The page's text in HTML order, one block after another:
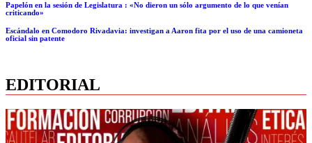
Papelón en la sesión de Legislatura : «No dieron un sólo argumento de lo que venían
criticando»
Escándalo en Comodoro Rivadavia: investigan a Aaron fita por el uso de una camioneta
oficial sin patente
EDITORIAL